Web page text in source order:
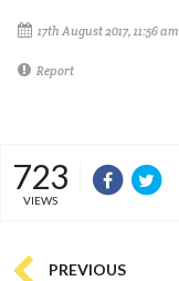
17th August 2017, 11:56 am
Report
723
VIEWS
PREVIOUS